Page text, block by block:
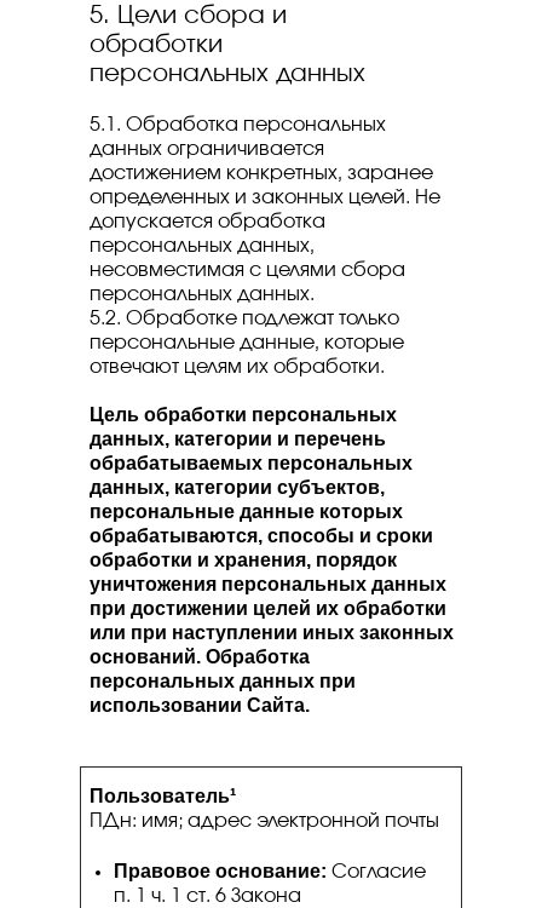
5. Цели сбора и
обработки
персональных данных
5.1. Обработка персональных
данных ограничивается
достижением конкретных, заранее
определенных и законных целей. Не
допускается обработка
персональных данных,
несовместимая с целями сбора
персональных данных.
5.2. Обработке подлежат только
персональные данные, которые
отвечают целям их обработки.
Цель обработки персональных
данных, категории и перечень
обрабатываемых персональных
данных, категории субъектов,
персональные данные которых
обрабатываются, способы и сроки
обработки и хранения, порядок
уничтожения персональных данных
при достижении целей их обработки
или при наступлении иных законных
оснований. Обработка
персональных данных при
использовании Сайта.
Пользователь¹
ПДн: имя; адрес электронной почты
Правовое основание: Согласие
п. 1 ч. 1 ст. 6 Закона